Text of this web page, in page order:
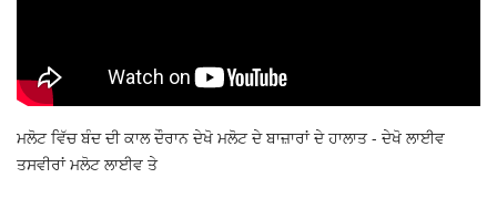
ਮਲੋਟ ਵਿੱਚ ਬੰਦ ਦੀ ਕਾਲ ਦੌਰਾਨ ਦੇਖੋ ਮਲੋਟ ਦੇ ਬਾਜ਼ਾਰਾਂ ਦੇ ਹਾਲਾਤ - ਦੇਖੋ ਲਾਈਵ
ਤਸਵੀਰਾਂ ਮਲੋਟ ਲਾਈਵ ਤੇ